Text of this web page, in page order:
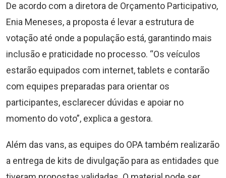
De acordo com a diretora de Orçamento Participativo,
Enia Meneses, a proposta é levar a estrutura de
votação até onde a população está, garantindo mais
inclusão e praticidade no processo. “Os veículos
estarão equipados com internet, tablets e contarão
com equipes preparadas para orientar os
participantes, esclarecer dúvidas e apoiar no
momento do voto”, explica a gestora.
Além das vans, as equipes do OPA também realizarão
a entrega de kits de divulgação para as entidades que